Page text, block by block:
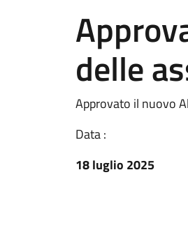
delle
Approvato il nuovo
Data :
18 luglio 2025